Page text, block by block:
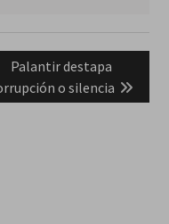
Next
post:
Palantir destapa
o silencia